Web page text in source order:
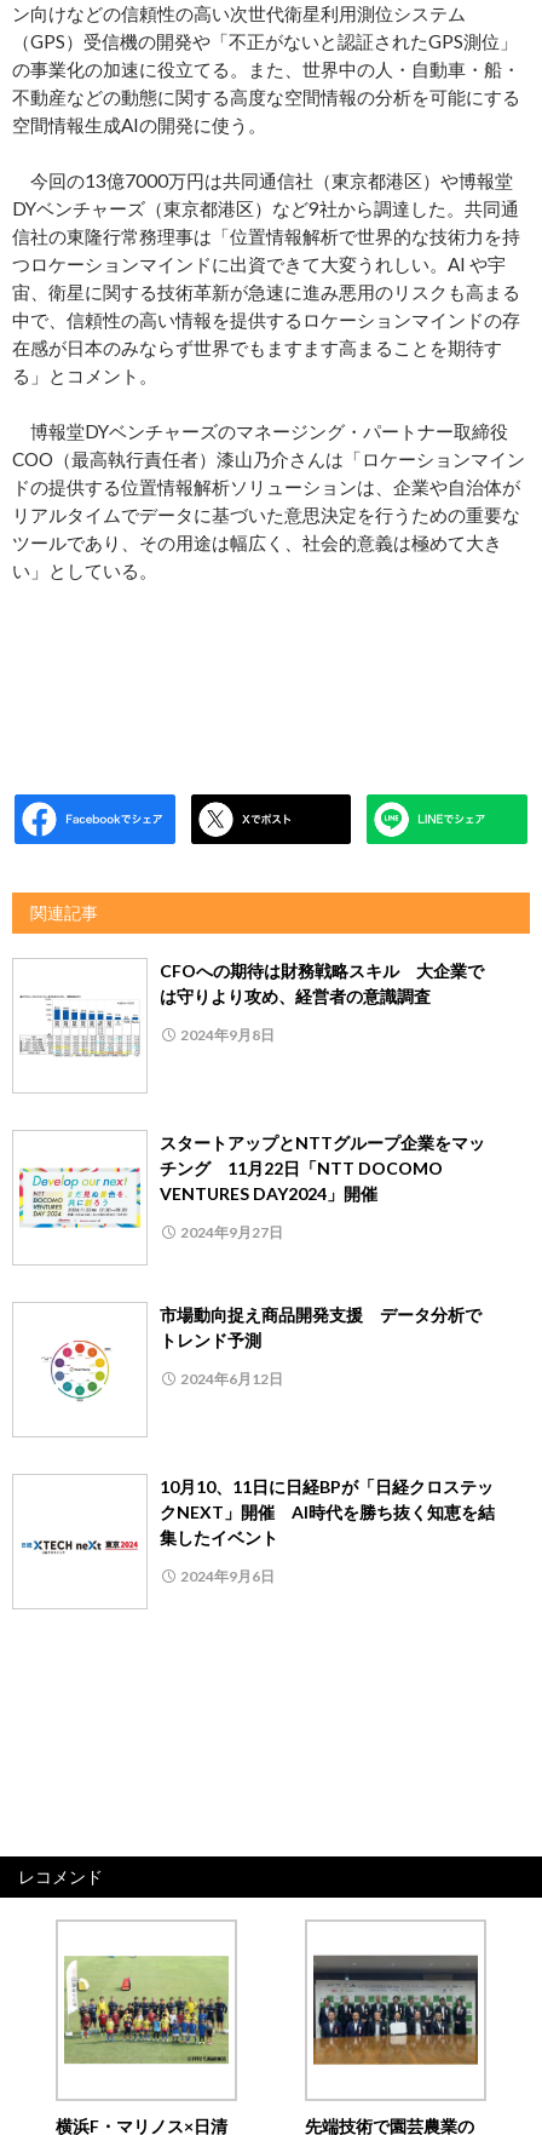
ン向けなどの信頼性の高い次世代衛星利用測位システム
（GPS）受信機の開発や「不正がないと認証されたGPS測位」
の事業化の加速に役立てる。また、世界中の人・自動車・船・
不動産などの動態に関する高度な空間情報の分析を可能にする
空間情報生成AIの開発に使う。
今回の13億7000万円は共同通信社（東京都港区）や博報堂
DYベンチャーズ（東京都港区）など9社から調達した。共同通
信社の東隆行常務理事は「位置情報解析で世界的な技術力を持
つロケーションマインドに出資できて大変うれしい。AI や宇
宙、衛星に関する技術革新が急速に進み悪用のリスクも高まる
中で、信頼性の高い情報を提供するロケーションマインドの存
在感が日本のみならず世界でもますます高まることを期待す
る」とコメント。
博報堂DYベンチャーズのマネージング・パートナー取締役
COO（最高執行責任者）漆山乃介さんは「ロケーションマイン
ドの提供する位置情報解析ソリューションは、企業や自治体が
リアルタイムでデータに基づいた意思決定を行うための重要な
ツールであり、その用途は幅広く、社会的意義は極めて大き
い」としている。
関連記事
CFOへの期待は財務戦略スキル 大企業で
は守りより攻め、経営者の意識調査
2024年9月8日
スタートアップとNTTグループ企業をマッ
チング 11月22日「NTT DOCOMO
VENTURES DAY2024」開催
2024年9月27日
市場動向捉え商品開発支援 データ分析で
トレンド予測
2024年6月12日
10月10、11日に日経BPが「日経クロステッ
クNEXT」開催 AI時代を勝ち抜く知恵を結
集したイベント
2024年9月6日
レコメンド
横浜F・マリノス×日清 先端技術で園芸農業の